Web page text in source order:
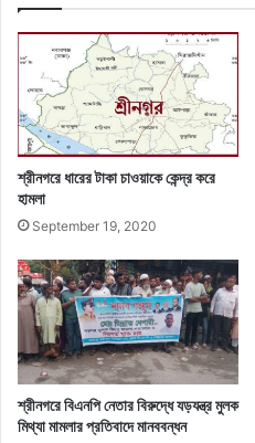
শ্রীনগরে ধারের টাকা চাওয়াকে কেন্দ্র করে
হামলা
September 19, 2020
শ্রীনগরে বিএনপি নেতার বিরুদ্ধে যড়যন্ত্র মুলক
মিথ্যা মামলার প্রতিবাদে মানববন্ধন